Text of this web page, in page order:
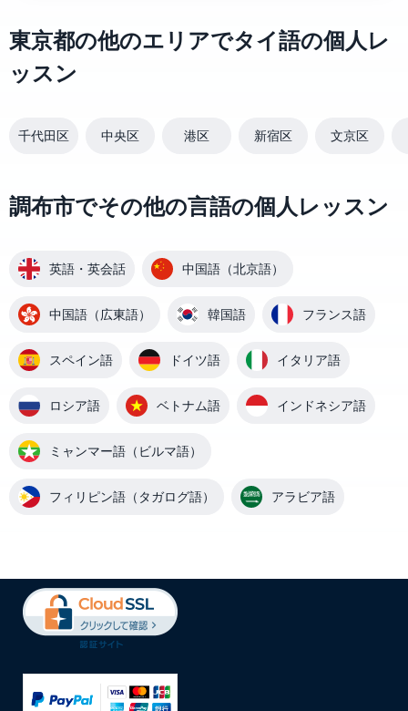
東京都の他のエリアでタイ語の個人レ
ッスン
千代田区 中央区 港区 新宿区 文京区
調布市でその他の言語の個人レッスン
英語・英会話 中国語（北京語）
中国語（広東語） 韓国語 フランス語
スペイン語 ドイツ語 イタリア語
ロシア語 ベトナム語 インドネシア語
ミャンマー語（ビルマ語）
フィリピン語（タガログ語） アラビア語